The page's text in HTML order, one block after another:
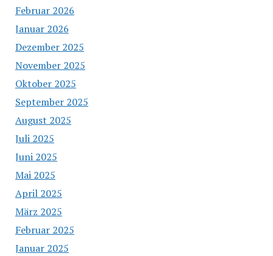
Februar 2026
Januar 2026
Dezember 2025
November 2025
Oktober 2025
September 2025
August 2025
Juli 2025
Juni 2025
Mai 2025
April 2025
März 2025
Februar 2025
Januar 2025